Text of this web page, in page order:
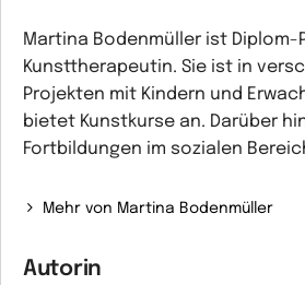
Martina Bodenmüller ist Diplom-
Kunsttherapeutin. Sie ist in
Projekten mit Kindern und
bietet Kunstkurse an. Darüber
Fortbildungen im sozialen
Mehr von Martina Bodenmüller
Autorin